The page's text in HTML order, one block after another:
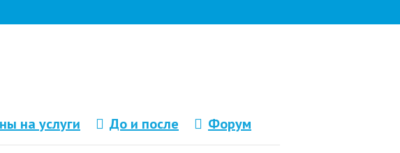
на услуги До и после Форум